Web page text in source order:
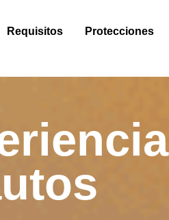
Requisitos Protecciones